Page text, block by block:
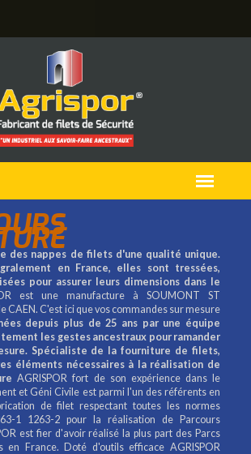
des nappes de filets d'une qualité unique.
en France, elles sont tressées,
pour assurer leurs dimensions dans le
est une manufacture à SOUMONT ST
CAEN. C'est ici que vos commandes sur mesure
depuis plus de 25 ans par une équipe
les gestes ancestraux pour ramander
Spécialiste de la fourniture de filets,
éléments nécessaires à la réalisation de
AGRISPOR fort de son expérience dans le
et Géni Civile est parmi l'un des référents en
de filet respectant toutes les normes
1 1263-2 pour la réalisation de Parcours
est fier d'avoir réalisé la plus part des Parcs
en France. Doté d'outils efficace AGRISPOR